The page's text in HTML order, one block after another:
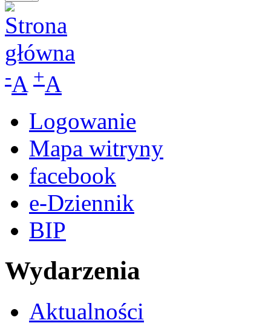
-A +A
Logowanie
Mapa witryny
facebook
e-Dziennik
BIP
Wydarzenia
Aktualności